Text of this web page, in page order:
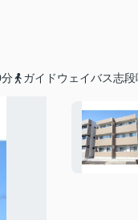
ガイドウェイバス志